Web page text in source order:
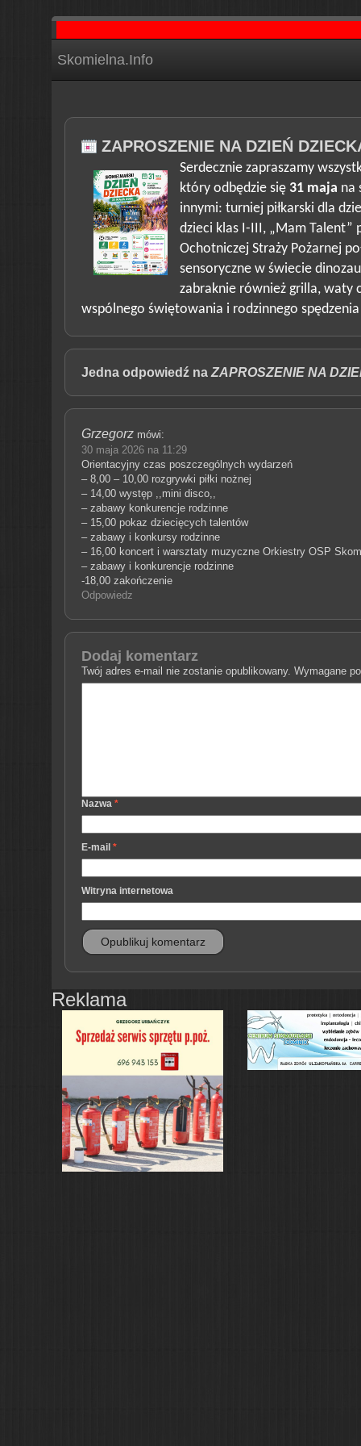
Skomielna.Info
ZAPROSZENIE NA DZIEŃ
Serdecznie zapraszamy
który odbędzie się 31 maja na
innymi: turniej piłkarski dla
dzieci klas I-III, „Mam Talent”
Ochotniczej Straży Pożarnej
sensoryczne w świecie
zabraknie również grilla, waty
wspólnego świętowania i rodzinnego spędzenia
Jedna odpowiedź na ZAPROSZENIE NA
Grzegorz mówi:
30 maja 2026 na 11:29
Orientacyjny czas poszczególnych wydarzeń
– 8,00 – 10,00 rozgrywki piłki nożnej
– 14,00 występ ,,mini disco,,
– zabawy konkurencje rodzinne
– 15,00 pokaz dziecięcych talentów
– zabawy i konkursy rodzinne
– 16,00 koncert i warsztaty muzyczne Orkiestry OSP
– zabawy i konkurencje rodzinne
-18,00 zakończenie
Odpowiedz
Dodaj komentarz
Twój adres e-mail nie zostanie opublikowany. Wymagane
Nazwa *
E-mail *
Witryna internetowa
Reklama